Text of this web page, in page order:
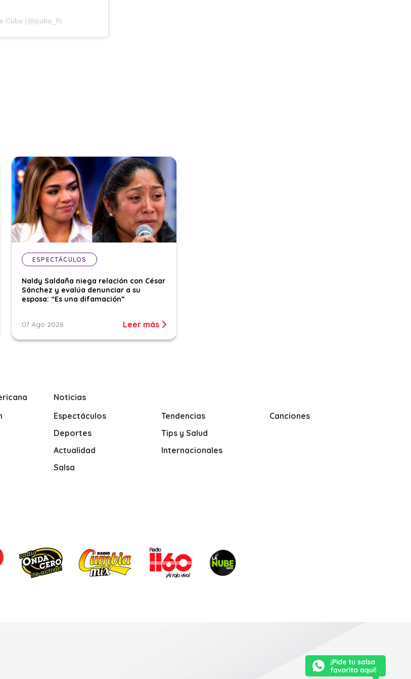
Cuba (@jcuba_9)
ESPECTÁCULOS
Naldy Saldaña niega relación con César
Sánchez y evalúa denunciar a su
esposa: “Es una difamación”
07 Ago 2026 Leer más
Noticias
Espectáculos
Deportes
Actualidad
Salsa
Tendencias
Tips y Salud
Internacionales
Canciones